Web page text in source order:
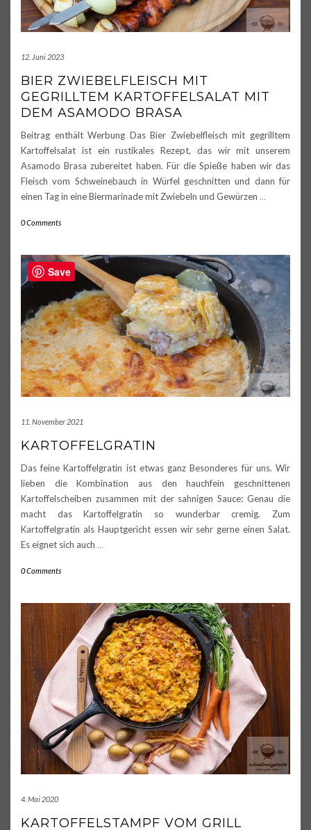
12. Juni 2023
BIER ZWIEBELFLEISCH MIT
GEGRILLTEM KARTOFFELSALAT MIT
DEM ASAMODO BRASA
Beitrag enthält Werbung Das Bier Zwiebelfleisch mit gegrilltem
Kartoffelsalat ist ein rustikales Rezept, das wir mit unserem
Asamodo Brasa zubereitet haben. Für die Spieße haben wir das
Fleisch vom Schweinebauch in Würfel geschnitten und dann für
einen Tag in eine Biermarinade mit Zwiebeln und Gewürzen …
0 Comments
11. November 2021
KARTOFFELGRATIN
Das feine Kartoffelgratin ist etwas ganz Besonderes für uns. Wir
lieben die Kombination aus den hauchfein geschnittenen
Kartoffelscheiben zusammen mit der sahnigen Sauce: Genau die
macht das Kartoffelgratin so wunderbar cremig. Zum
Kartoffelgratin als Hauptgericht essen wir sehr gerne einen Salat.
Es eignet sich auch …
0 Comments
4. Mai 2020
KARTOFFELSTAMPF VOM GRILL
Save